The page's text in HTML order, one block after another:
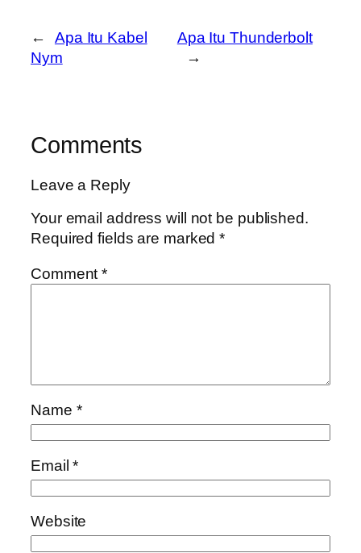
←
Apa Itu Kabel
Nym
Apa Itu Thunderbolt
→
Comments
Leave a Reply
Your email address will not be published.
Required fields are marked*
Comment*
Name *
Email*
Website